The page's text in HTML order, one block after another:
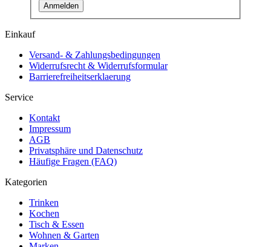
Anmelden
Einkauf
Versand- & Zahlungsbedingungen
Widerrufsrecht & Widerrufsformular
Barrierefreiheitserklaerung
Service
Kontakt
Impressum
AGB
Privatsphäre und Datenschutz
Häufige Fragen (FAQ)
Kategorien
Trinken
Kochen
Tisch & Essen
Wohnen & Garten